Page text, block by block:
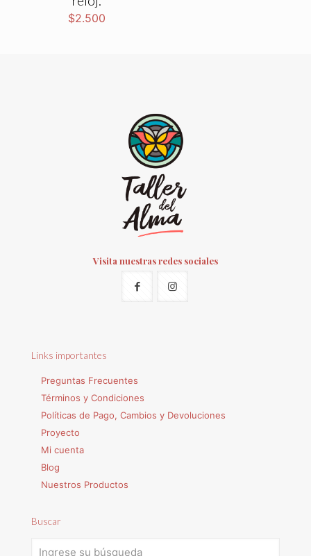
$2.500
Visita nuestras redes sociales
Links importantes
Preguntas Frecuentes
Términos y Condiciones
Políticas de Pago, Cambios y Devoluciones
Proyecto
Mi cuenta
Blog
Nuestros Productos
Buscar